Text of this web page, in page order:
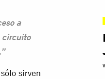
a
circuito
sirven